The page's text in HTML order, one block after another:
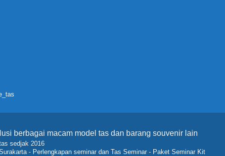
berbagai macam model tas dan barang souvenir lain
sedjak 2016
- Perlengkapan seminar dan Tas Seminar - Paket Seminar Kit